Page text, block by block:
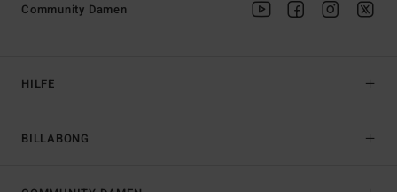
HILFE
BILLABONG
Community Damen